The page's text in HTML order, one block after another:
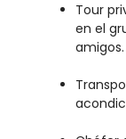
Tour
en el
amigos.